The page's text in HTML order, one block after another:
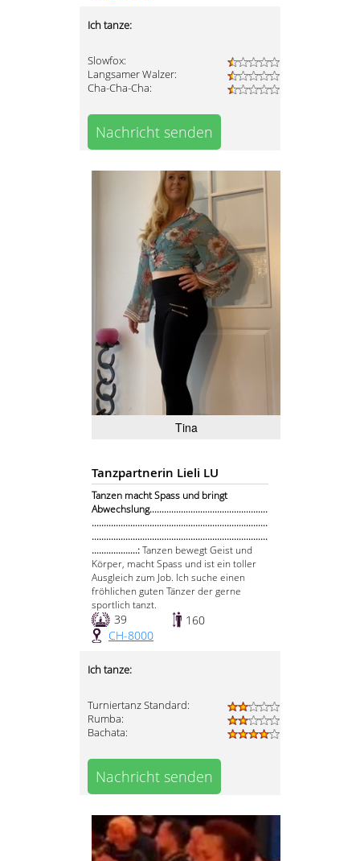
Ich tanze:
Slowfox:
Langsamer Walzer:
Cha-Cha-Cha:
Nachricht senden
Tina
Tanzpartnerin Lieli LU
Tanzen macht Spass und bringt
Abwechslung.................................................
.........................................................................
.........................................................................
...................:Tanzen bewegt Geist und
Körper, macht Spass und ist ein toller
Ausgleich zum Job. Ich suche einen
fröhlichen guten Tänzer der gerne
sportlich tanzt.
39
160
CH-8000
Ich tanze:
Turniertanz Standard:
Rumba:
Bachata:
Nachricht senden